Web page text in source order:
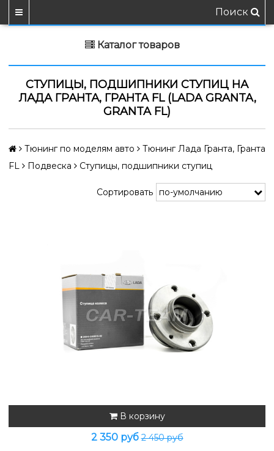
Поиск
Каталог товаров
СТУПИЦЫ, ПОДШИПНИКИ СТУПИЦ НА
ЛАДА ГРАНТА, ГРАНТА FL (LADA GRANTA,
GRANTA FL)
Тюнинг по моделям авто
Тюнинг Лада Гранта, Гранта
FL
Подвеска Ступицы, подшипники ступиц
Сортировать
В корзину
2 350 руб2 450 руб